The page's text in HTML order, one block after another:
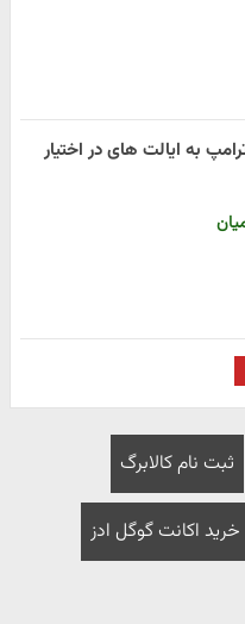
به ایالت های در اختیار
ثبت نام کالابرگ
خرید اکانت گوگل ادز